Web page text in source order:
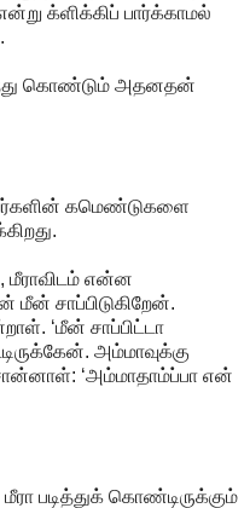
க்ளிக்கிப் பார்க்காமல்
கொண்டும் அதனதன்
கமெண்டுகளை
மீராவிடம் என்ன
மீன் சாப்பிடுகிறேன்.
‘மீன் சாப்பிட்டா
அம்மாவுக்கு
‘அம்மாதாம்ப்பா என்
படித்துக் கொண்டிருக்கும்